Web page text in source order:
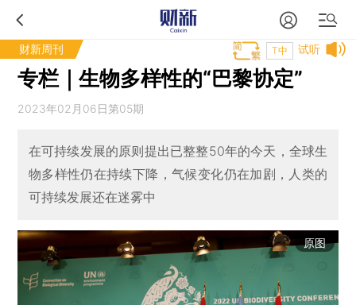
财新周刊 试听
T中
专栏｜生物多样性的“巴黎协定”
2023年02月06日第05期
在可持续发展的原则提出已整整50年的今天，全球生
物多样性仍在持续下降，气候变化仍在加剧，人类的
可持续发展还在迷雾中
原图